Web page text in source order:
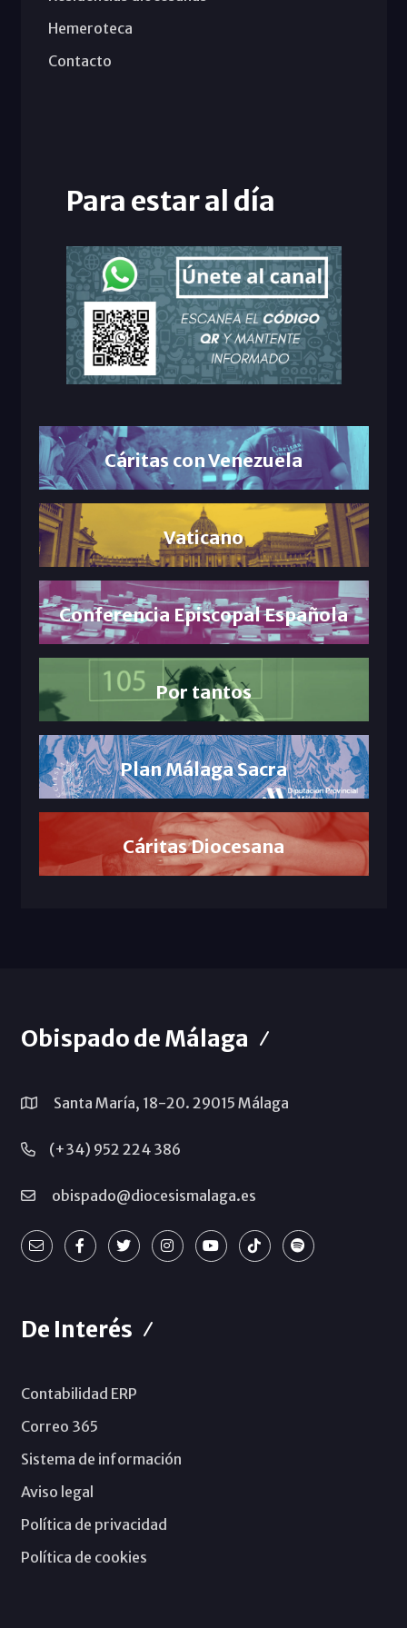
Hemeroteca
Contacto
Para estar al día
Cáritas con Venezuela
Vaticano
Conferencia Episcopal Española
Por tantos
Plan Málaga Sacra
Cáritas Diocesana
Obispado de Málaga
Santa María, 18-20. 29015 Málaga
(+34) 952 224 386
obispado@diocesismalaga.es
De Interés
Contabilidad ERP
Correo 365
Sistema de información
Aviso legal
Política de privacidad
Política de cookies